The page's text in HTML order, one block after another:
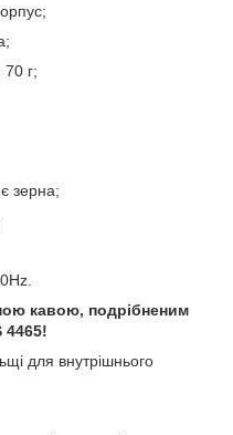
г;
зерна;
кавою, подрібненим
4465!
для внутрішнього